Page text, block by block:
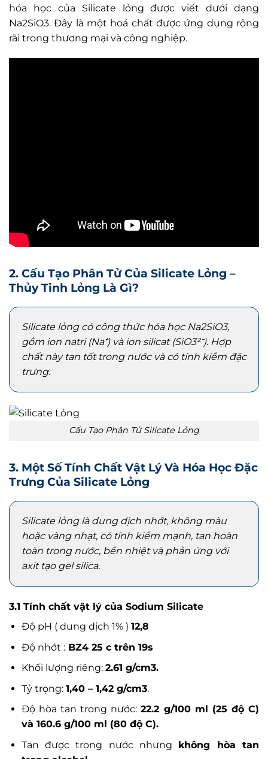
hóa học của Silicate lỏng được viết dưới dạng
Na2SiO3. Đây là một hoá chất được ứng dụng rộng
rãi trong thương mại và công nghiệp.
2. Cấu Tạo Phân Tử Của Silicate Lỏng –
Thủy Tinh Lỏng Là Gì?
Silicate lỏng có công thức hóa học Na2SiO3,
gồm ion natri (Na⁺) và ion silicat (SiO3²⁻). Hợp
chất này tan tốt trong nước và có tính kiềm đặc
trưng.
Cấu Tạo Phân Tử Silicate Lỏng
3. Một Số Tính Chất Vật Lý Và Hóa Học Đặc
Trưng Của Silicate Lỏng
Silicate lỏng là dung dịch nhớt, không màu
hoặc vàng nhạt, có tính kiềm mạnh, tan hoàn
toàn trong nước, bền nhiệt và phản ứng với
axit tạo gel silica.
3.1 Tính chất vật lý của Sodium Silicate
Độ pH ( dung dịch 1% ) 12,8
Độ nhớt :BZ4 25 c trên 19s
Khối lượng riêng: 2.61 g/cm3.
Tỷ trọng: 1,40 – 1,42 g/cm3.
Độ hòa tan trong nước:22.2 g/100 ml (25 độ C)
và 160.6 g/100 ml (80 độ C).
Tan được trong nước nhưng không hòa tan